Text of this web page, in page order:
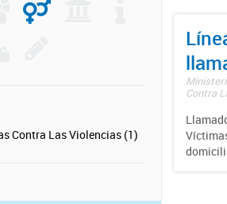
Contra Las Violencias (1)
Contra